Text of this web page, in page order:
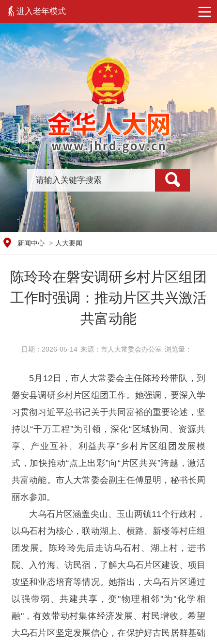
进入老年模式
新闻中心 > 人大要闻
陈玲玲在磐安调研乡村片区组团
工作时强调：推动片区共兴激活
共富动能
日期：2026-05-14 来源：​市人大常委会办公室 浏览量：​
5月12日，市人大常委会主任陈玲玲带队，到
磐安县调研乡村片区组团工作。她强调，要深入学
习贯彻习近平总书记关于共同富裕的重要论述，坚
持以“千万工程”为引领，深化“区域协同、资源共
享、产业互补、利益共享”乡村片区组团发展模
式，加快推动“点上出彩”向“片区共兴”跨越，激活
共富动能。市人大常委会副主任傅显明，秘书长周
丽水参加。
大乌石片区涵盖尖山、玉山两镇11个行政村，
以乌石村为核心，联动湖上、横路、新楼等村庄组
团发展。陈玲玲先后走访乌石村、湖上村，进书
院、入竹海、访民宿，了解大乌石片区建设、项目
攻坚和业态培育等情况。她指出，大乌石片区通过
以强带弱、共建共享，变"物理相邻"为"化学相
融"，有效带动村集体经济发展、村民增收。希望
大乌石片区坚定发展信心，在保护好古民居群基础